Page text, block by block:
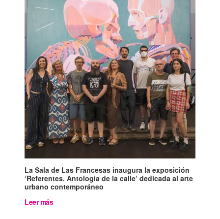
La Sala de Las Francesas inaugura la exposición
‘Referentes. Antología de la calle’ dedicada al arte
urbano contemporáneo
Leer más